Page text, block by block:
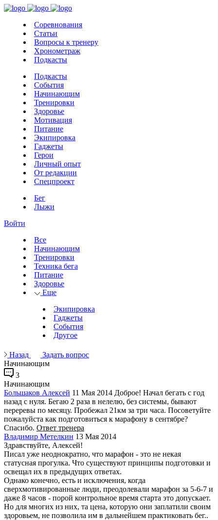
Соревнования
Статьи
Вопросы к тренеру
Хронометраж
Подкасты
Подкасты
События
Начинающим
Тренировки
Здоровье
Мотивация
Питание
Экипировка
Гаджеты
Герои
Личный опыт
От редакции
Спецпроект
Бег
Лыжи
Войти
Все
Начинающим
Тренировки
Техника бега
Питание
Здоровье
Еще
Экипировка
Гаджеты
События
Другое
Назад
Задать вопрос
Начинающим
3
Начинающим
Большаков Алексей 11 Мая 2014 Доброе! Начал бегать с год
назад с нуля. Бегаю 2 раза в нелелю, без системы, бывают
переревы по месяцу. Пробежал 21км за три часа. Посоветуйте
пожалуйста как подготовиться к марафону в сентябре?
Спасибо. Ответ тренера
Владимир Метелкин 13 Мая 2014
Здравствуйте, Алексей!
Писал уже неоднократно, что марафон - это не некая
статусная прогулка. Что существуют принципы подготовки и
освещал их в предыдущих ответах.
Однако конечно, есть и исключения, когда
сверхмотивированные люди, преодолевали марафон за 5-6-7 и
даже 8 часов - порой контрольное время старта это допускает.
Но для многих из них, та цена, которую они заплатили своим
здоровьем, не позволила им в дальнейшем практиковать бег..